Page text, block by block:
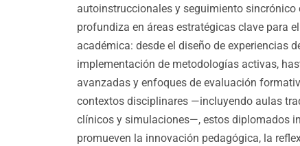
autoinstruccionales y seguimiento
profundiza en áreas estratégicas clave para
académica: desde el diseño de experiencias
implementación de metodologías activas,
avanzadas y enfoques de evaluación
contextos disciplinares —incluyendo aulas
clínicos y simulaciones—, estos diplomados
promueven la innovación pedagógica, la